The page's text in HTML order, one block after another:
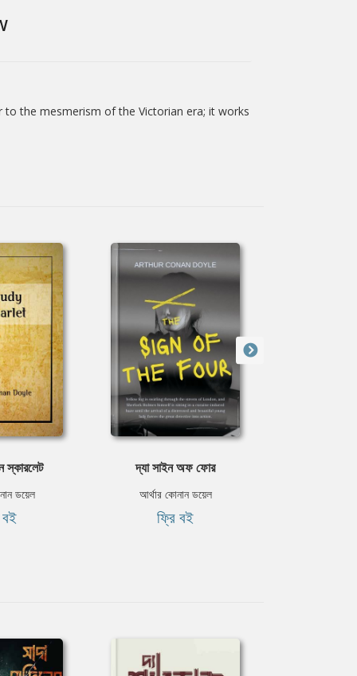
the mesmerism of the Victorian era; it works
স্কারলেট
ডয়েল
দ্যা সাইন অফ ফোর
আর্থার কোনান ডয়েল
ফ্রি বই